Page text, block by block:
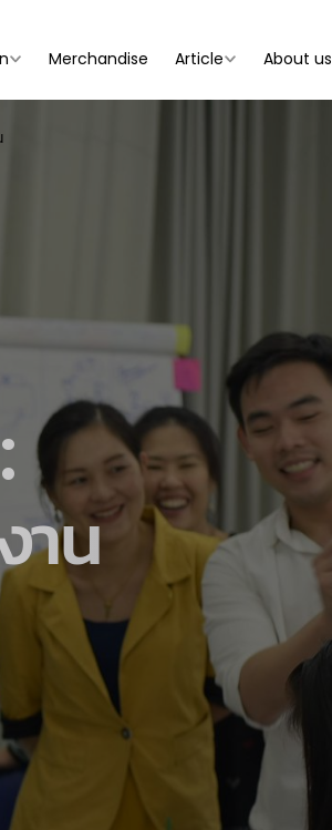
Merchandise Article About us
าน